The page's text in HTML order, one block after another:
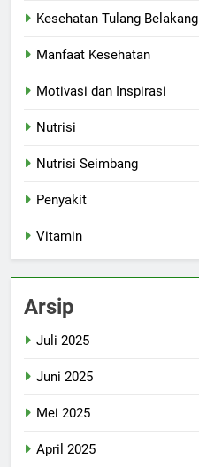
Kesehatan Tulang Belakang
Manfaat Kesehatan
Motivasi dan Inspirasi
Nutrisi
Nutrisi Seimbang
Penyakit
Vitamin
Arsip
Juli 2025
Juni 2025
Mei 2025
April 2025